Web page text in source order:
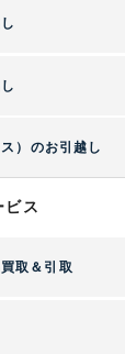
）のお引越し
ビス
取＆引取